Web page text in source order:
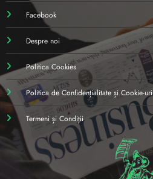
Facebook
Despre noi
Politica Cookies
Politica de Confidențialitate și Cookie-uri
Termeni și Condiții